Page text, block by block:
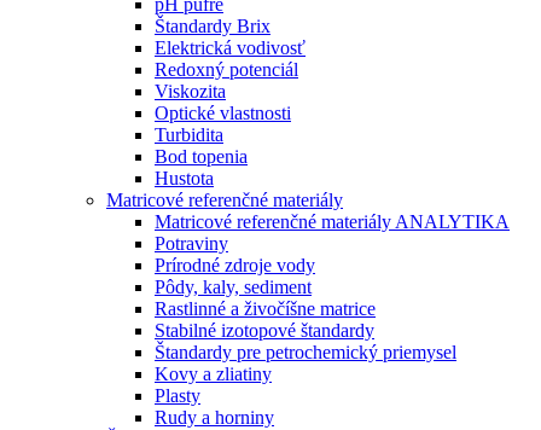
pH pufre
Štandardy Brix
Elektrická vodivosť
Redoxný potenciál
Viskozita
Optické vlastnosti
Turbidita
Bod topenia
Hustota
Matricové referenčné materiály
Matricové referenčné materiály ANALYTIKA
Potraviny
Prírodné zdroje vody
Pôdy, kaly, sediment
Rastlinné a živočíšne matrice
Stabilné izotopové štandardy
Štandardy pre petrochemický priemysel
Kovy a zliatiny
Plasty
Rudy a horniny